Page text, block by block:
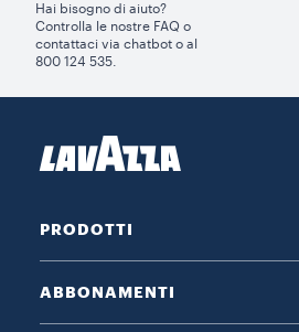
Hai bisogno di aiuto?​
Controlla le nostre FAQ o
contattaci via chatbot o al
800 124 535.
PRODOTTI
ABBONAMENTI